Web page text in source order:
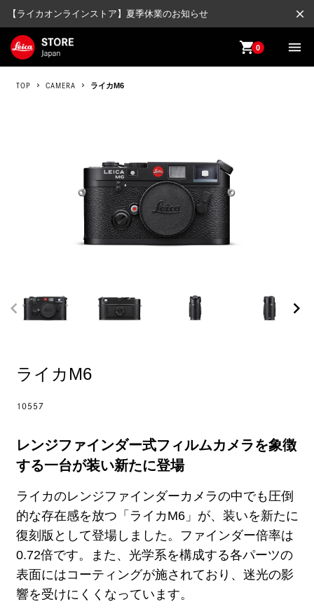
【ライカオンラインストア】夏季休業のお知らせ close
shopping_cart0 menu
TOP CAMERA ライカM6
chevron_left chevron_right
ライカM6
10557
レンジファインダー式フィルムカメラを象徴
する一台が装い新たに登場
ライカのレンジファインダーカメラの中でも圧倒
的な存在感を放つ「ライカM6」が、装いを新たに
復刻版として登場しました。ファインダー倍率は
0.72倍です。また、光学系を構成する各パーツの
表面にはコーティングが施されており、迷光の影
響を受けにくくなっています。